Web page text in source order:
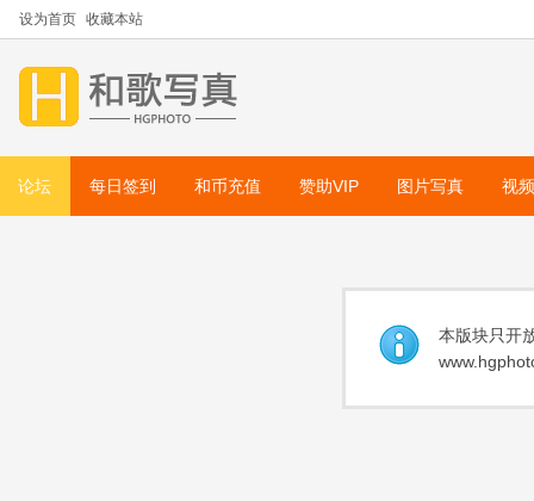
设为首页 收藏本站
论坛 每日签到 和币充值 赞助VIP 图片写真 视
本版块只开